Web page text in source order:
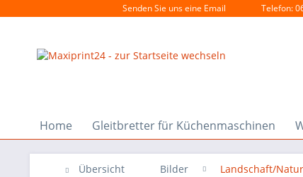
Senden Sie uns eine Email Telefon:
Home Gleitbretter für Küchenmaschinen
Übersicht Bilder Landschaft/Natur